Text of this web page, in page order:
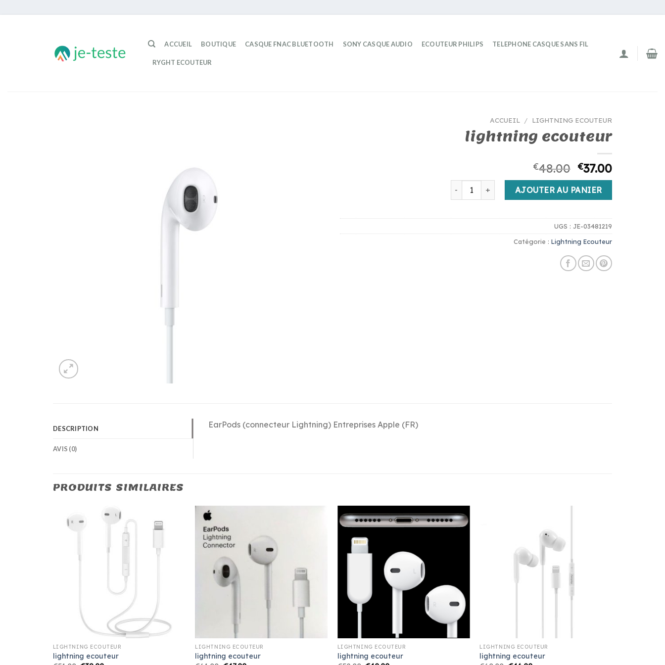
ACCUEIL BOUTIQUE CASQUE FNAC BLUETOOTH SONY CASQUE AUDIO ECOUTEUR PHILIPS TELEPHONE CASQUE SANS FIL
RYGHT ECOUTEUR
ACCUEIL / LIGHTNING ECOUTEUR
lightning ecouteur
€48.00 €37.00
quantité de lightning ecouteur
AJOUTER AU PANIER
UGS : JE-03481219
Catégorie : Lightning Ecouteur
DESCRIPTION
AVIS (0)
EarPods (connecteur Lightning) Entreprises Apple (FR)
PRODUITS SIMILAIRES
LIGHTNING ECOUTEUR
lightning ecouteur
LIGHTNING ECOUTEUR
lightning ecouteur
LIGHTNING ECOUTEUR
lightning ecouteur
LIGHTNING ECOUTEUR
lightning ecouteur